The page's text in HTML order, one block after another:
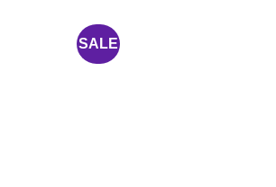
SALE